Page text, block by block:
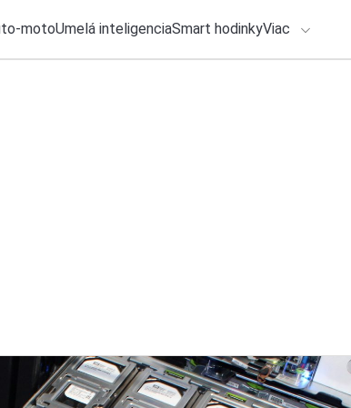
motoUmelá inteligenciaSmart hodinkyViac